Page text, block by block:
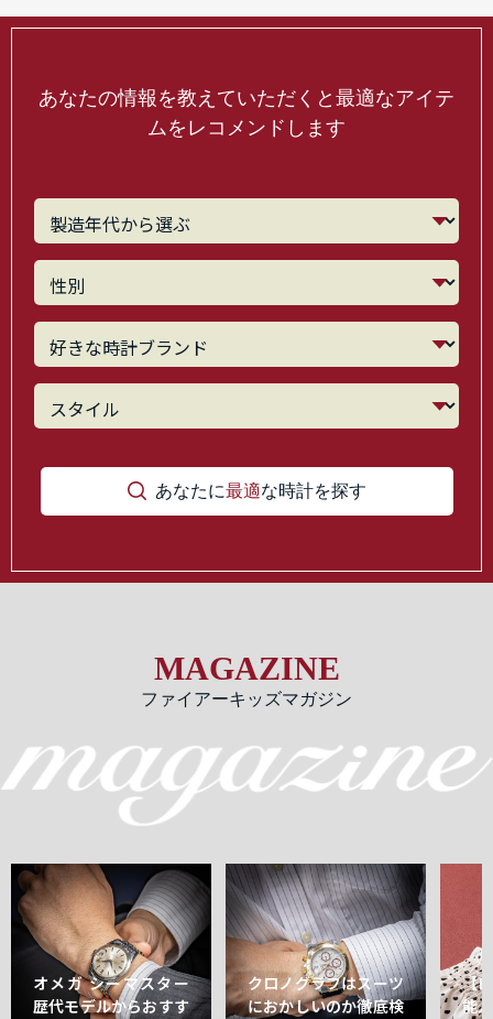
あなたの情報を教えていただくと最適なアイテ
ムをレコメンドします
あなたに最適な時計を探す
MAGAZINE
ファイアーキッズマガジン
オメガ シーマスター
歴代モデルからおすす
クロノグラフはスーツ
におかしいのか徹底検
【
能